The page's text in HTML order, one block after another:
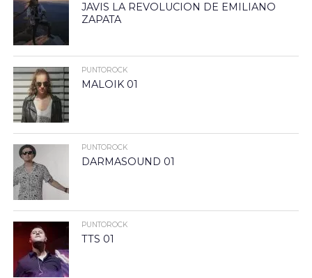
JAVIS LA REVOLUCION DE EMILIANO
ZAPATA
PUNTOROCK
MALOIK 01
PUNTOROCK
DARMASOUND 01
PUNTOROCK
TTS 01